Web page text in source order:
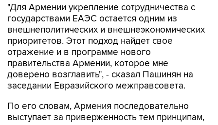
"Для Армении укрепление сотрудничества с
государствами ЕАЭС остается одним из
внешнеполитических и внешнеэкономических
приоритетов. Этот подход найдет свое
отражение и в программе нового
правительства Армении, которое мне
доверено возглавить", - сказал Пашинян на
заседании Евразийского межправсовета.
По его словам, Армения последовательно
выступает за приверженность тем принципам,